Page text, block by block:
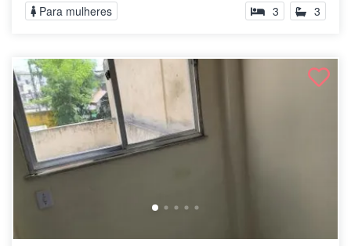
Para mulheres 3 3